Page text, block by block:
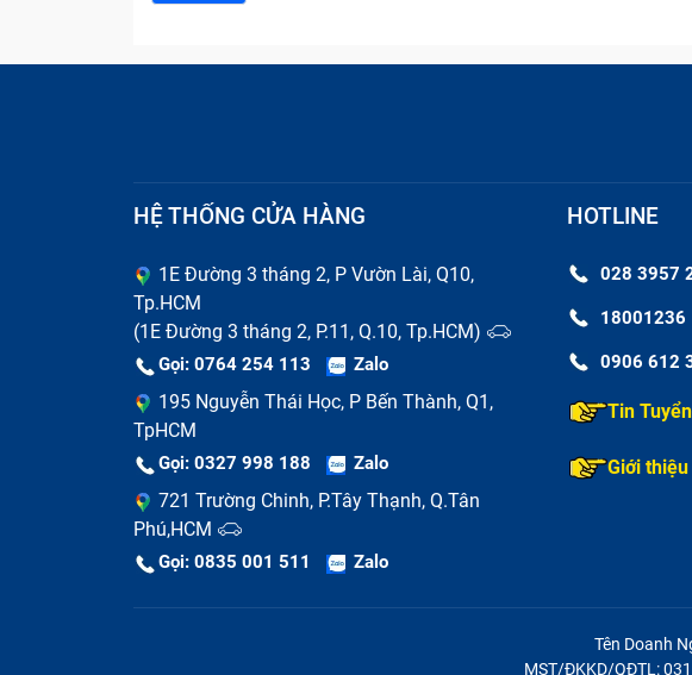
HỆ THỐNG CỬA HÀNG
1E Đường 3 tháng 2, P Vườn Lài, Q10,
Tp.HCM
(1E Đường 3 tháng 2, P.11, Q.10, Tp.HCM)
Gọi: 0764 254 113 Zalo
195 Nguyễn Thái Học, P Bến Thành, Q1,
TpHCM
Gọi: 0327 998 188 Zalo
721 Trường Chinh, P.Tây Thạnh, Q.Tân
Phú,HCM
Gọi: 0835 001 511 Zalo
HOTLINE
028 3957
18001236
0906 612
Tin
Giới thiệu
Tên Doanh
MST/ĐKKD/QĐTL: